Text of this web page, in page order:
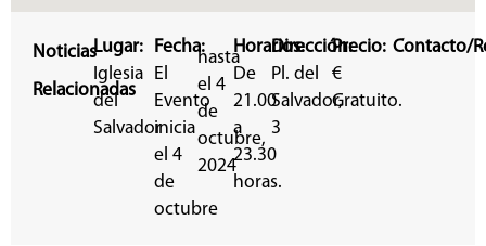
Noticias
Relacionadas
Lugar:
Iglesia
del
Salvador
Fecha:
El
Evento
inicia
el 4
de
octubre
hasta
el 4
de
octubre,
2024
Horarios:
De
21.00
a
23.30
horas.
Dirección:
Pl. del
Salvador,
3
Precio:
€
Gratuito.
Contacto/